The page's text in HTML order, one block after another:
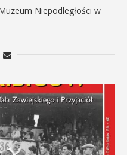
Niepodległości w